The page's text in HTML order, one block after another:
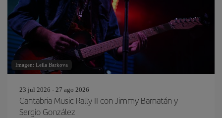
Imagen: Leila Barkova
23 jul 2026 - 27 ago 2026
Cantabria Music Rally II con Jimmy Barnatán y
Sergio González